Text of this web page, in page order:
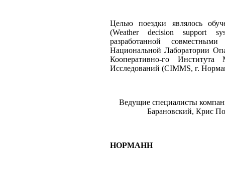
Целью поездки являлось
(Weather decision support
разработанной
Национальной Лаборатории
Кооперативно-го Института
Исследований (CIMMS, г.
Ведущие специалисты
Барановский, Крис
НОРМАНН